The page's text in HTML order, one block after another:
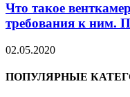
Что такое
требования к ним.
02.05.2020
ПОПУЛЯРНЫЕ